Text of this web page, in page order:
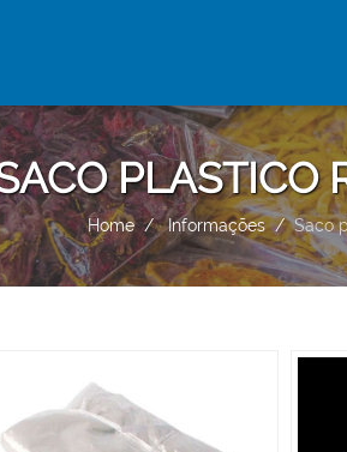
PLASTICO
Home Informações Saco